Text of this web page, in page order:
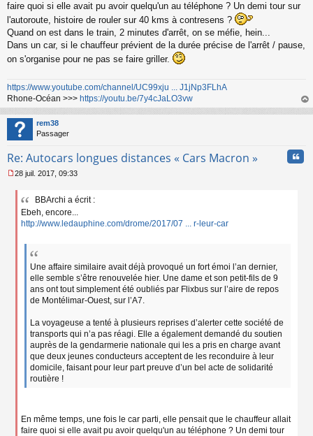
faire quoi si elle avait pu avoir quelqu'un au téléphone ? Un demi tour sur
l'autoroute, histoire de rouler sur 40 kms à contresens ?
Quand on est dans le train, 2 minutes d'arrêt, on se méfie, hein...
Dans un car, si le chauffeur prévient de la durée précise de l'arrêt / pause,
on s'organise pour ne pas se faire griller.
https://www.youtube.com/channel/UC99xju ... J1jNp3FLhA
Rhone-Océan >>> https://youtu.be/7y4cJaLO3vw
au
rem38
Passager
Re: Autocars longues distances « Cars Macron »
e
28 juil. 2017, 09:33
BBArchi a écrit :
Ebeh, encore...
http://www.ledauphine.com/drome/2017/07 ... r-leur-car
Une affaire similaire avait déjà provoqué un fort émoi l’an dernier,
elle semble s’être renouvelée hier. Une dame et son petit-fils de 9
ans ont tout simplement été oubliés par Flixbus sur l’aire de repos
de Montélimar-Ouest, sur l’A7.
La voyageuse a tenté à plusieurs reprises d’alerter cette société de
transports qui n’a pas réagi. Elle a également demandé du soutien
auprès de la gendarmerie nationale qui les a pris en charge avant
que deux jeunes conducteurs acceptent de les reconduire à leur
domicile, faisant pour leur part preuve d’un bel acte de solidarité
routière !
En même temps, une fois le car parti, elle pensait que le chauffeur allait
faire quoi si elle avait pu avoir quelqu'un au téléphone ? Un demi tour